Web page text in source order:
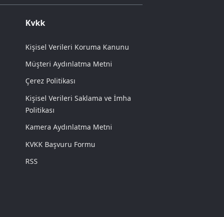
Kvkk
Kişisel Verileri Koruma Kanunu
Müşteri Aydınlatma Metni
Çerez Politikası
Kişisel Verileri Saklama ve İmha
Politikası
Kamera Aydınlatma Metni
KVKK Başvuru Formu
RSS